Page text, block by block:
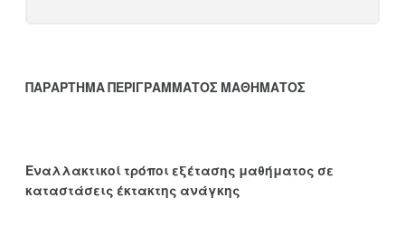
ΠΑΡΑΡΤΗΜΑ ΠΕΡΙΓΡΑΜΜΑΤΟΣ ΜΑΘΗΜΑΤΟΣ
Εναλλακτικοί τρόποι εξέτασης μαθήματος σε
καταστάσεις έκτακτης ανάγκης